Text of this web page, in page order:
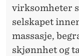
virksomheter
selskapet
massasje,
skjønnhet og